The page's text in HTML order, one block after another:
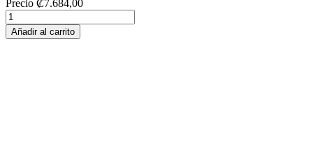
Precio ₡7.684,00
Añadir al carrito